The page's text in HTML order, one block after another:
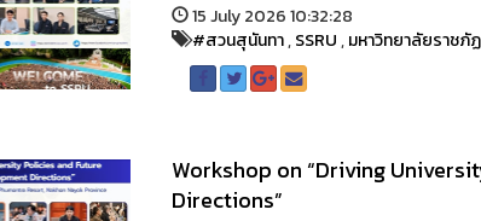
15 July 2026 10:32:28
#สวนสุนันทา,SSRU,มหาวิทยาลัยราชภั
Workshop on “Driving
Directions”